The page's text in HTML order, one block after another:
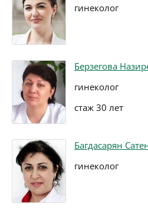
гинеколог
Берзегова
гинеколог
стаж 30 лет
Багдасарян
гинеколог